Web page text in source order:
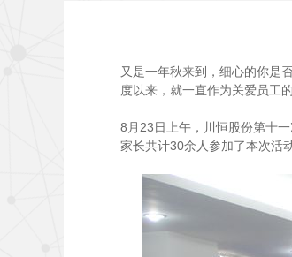
又是一年秋来到，细心的你是
度以来，就一直作为关爱员工
8 月23日上午，川恒股份第十
家长共计30余人参加了本次活动